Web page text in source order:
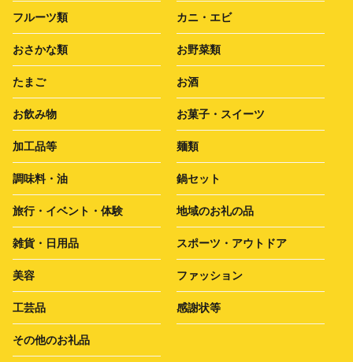
フルーツ類 カニ・エビ
おさかな類 お野菜類
たまご お酒
お飲み物 お菓子・スイーツ
加工品等 麺類
調味料・油 鍋セット
旅行・イベント・体験 地域のお礼の品
雑貨・日用品 スポーツ・アウトドア
美容 ファッション
工芸品 感謝状等
その他のお礼品